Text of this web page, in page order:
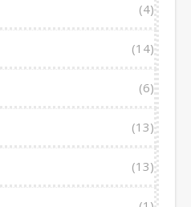
(4)
(14)
(6)
(13)
(13)